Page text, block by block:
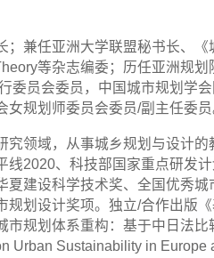
；兼任亚洲大学联盟秘书长、
等杂志编委；历任亚洲规
委员会委员，中国城市规划学
女规划师委员会委员/副主任委
究领域，从事城乡规划与设计
线2020、科技部国家重点研发
夏建设科学技术奖、全国优秀
规划设计奖项。独立/合作出版
市规划体系重构：基于中日法
Urban Sustainability in